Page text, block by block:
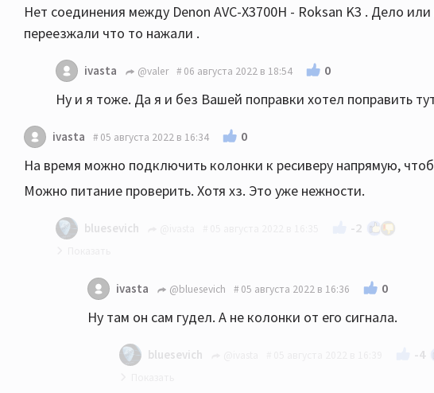
Нет соединения между Denon AVC-X3700H - Roksan K3 . Дело
переезжали что то нажали .
ivasta @valer 06 августа 2022 в 18:54 0
Ну и я тоже. Да я и без Вашей поправки хотел поправить
ivasta 05 августа 2022 в 16:34 0
На время можно подключить колонки к ресиверу напрямую,
Можно питание проверить. Хотя хз. Это уже нежности.
bluesevich -2
Кстати вроде не одно уже было обсуждение именно Роксан
ivasta @bluesevich 05 августа 2022 в 16:36 0
Ну там он сам гудел. А не колонки от его сигнала.
bluesevich -4